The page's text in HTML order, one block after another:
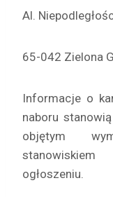
Al.
65-042 Zielona
Informacje o
naboru
objętym
ogłoszeniu.